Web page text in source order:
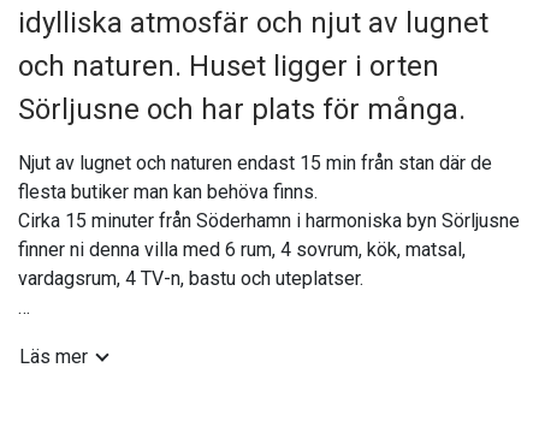
idylliska atmosfär och njut av lugnet
och naturen. Huset ligger i orten
Sörljusne och har plats för många.
Njut av lugnet och naturen endast 15 min från stan där de
flesta butiker man kan behöva finns.
Cirka 15 minuter från Söderhamn i harmoniska byn Sörljusne
finner ni denna villa med 6 rum, 4 sovrum, kök, matsal,
vardagsrum, 4 TV-n, bastu och uteplatser.
Vid uthyrning medtager gästerna egna sängkläder (täcken
Läs mer